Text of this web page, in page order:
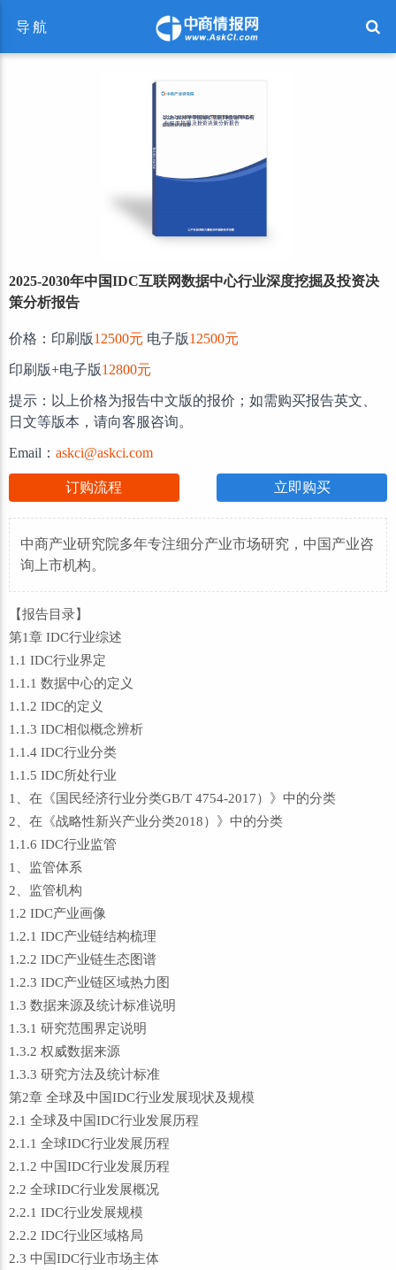
导航
2025-2030年中国IDC互联网数据中心行业深度挖掘及投资决
策分析报告
价格：印刷版12500元 电子版12500元
印刷版+电子版12800元
提示：以上价格为报告中文版的报价；如需购买报告英文、
日文等版本，请向客服咨询。
Email： askci@askci.com
订购流程 立即购买
中商产业研究院多年专注细分产业市场研究，中国产业咨
询上市机构。
【报告目录】
第1章 IDC行业综述
1.1 IDC行业界定
1.1.1 数据中心的定义
1.1.2 IDC的定义
1.1.3 IDC相似概念辨析
1.1.4 IDC行业分类
1.1.5 IDC所处行业
1、在《国民经济行业分类GB/T 4754-2017）》中的分类
2、在《战略性新兴产业分类2018）》中的分类
1.1.6 IDC行业监管
1、监管体系
2、监管机构
1.2 IDC产业画像
1.2.1 IDC产业链结构梳理
1.2.2 IDC产业链生态图谱
1.2.3 IDC产业链区域热力图
1.3 数据来源及统计标准说明
1.3.1 研究范围界定说明
1.3.2 权威数据来源
1.3.3 研究方法及统计标准
第2章 全球及中国IDC行业发展现状及规模
2.1 全球及中国IDC行业发展历程
2.1.1 全球IDC行业发展历程
2.1.2 中国IDC行业发展历程
2.2 全球IDC行业发展概况
2.2.1 IDC行业发展规模
2.2.2 IDC行业区域格局
2.3 中国IDC行业市场主体